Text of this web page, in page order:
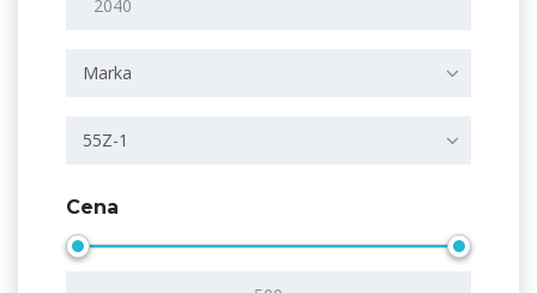
Marka
55Z-1
Cena